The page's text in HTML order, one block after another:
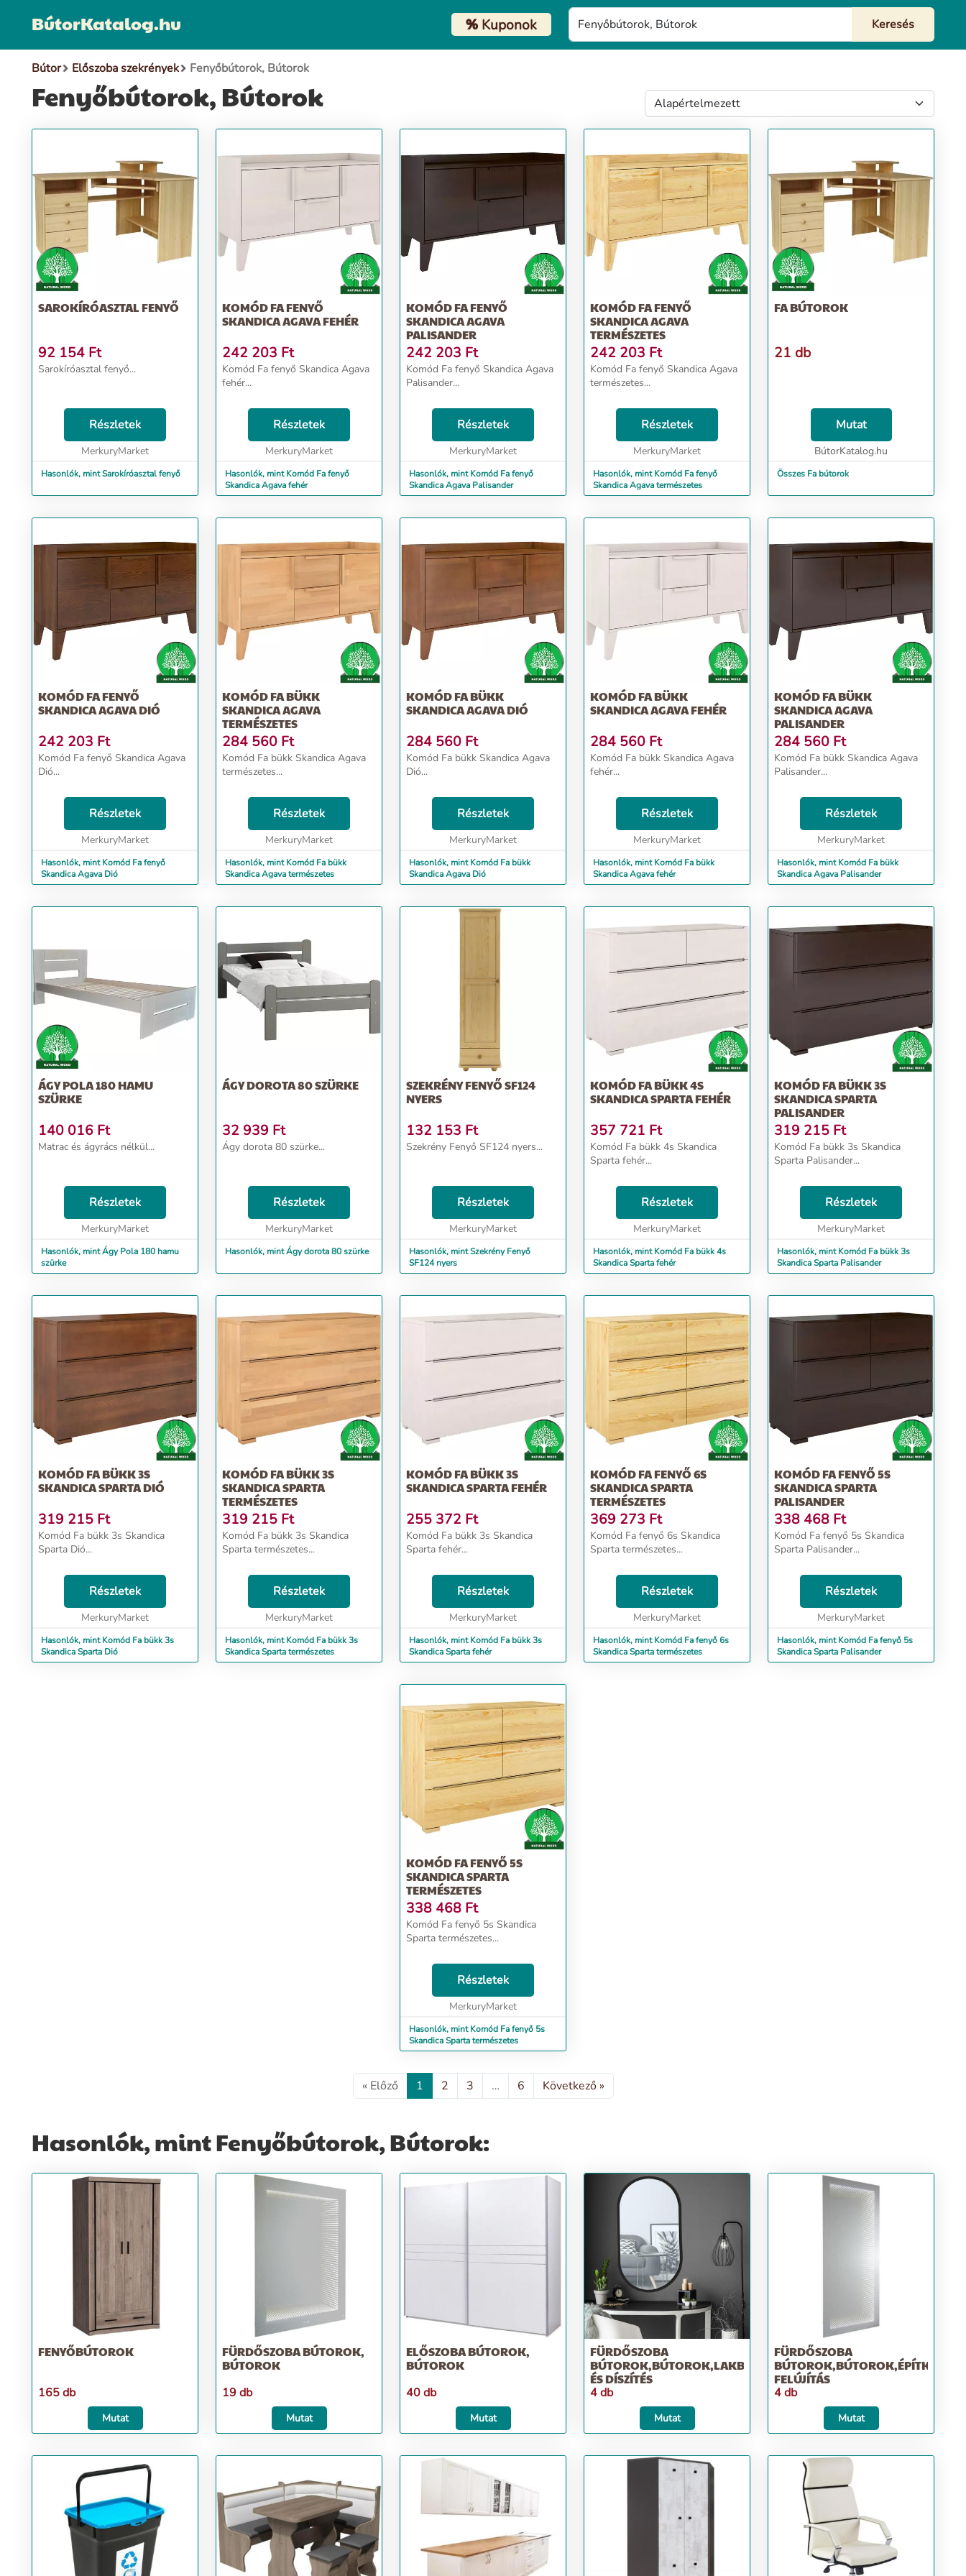
BútorKatalog.hu %Kuponok
Bútor Előszoba szekrények Fenyőbútorok, Bútorok
Fenyőbútorok, Bútorok
SAROKÍRÓASZTAL FENYŐ
92 154 Ft
Sarokíróasztal fenyő...
Részletek
MerkuryMarket
Hasonlók, mint Sarokíróasztal fenyő
KOMÓD FA FENYŐ
SKANDICA AGAVA FEHÉR
242 203 Ft
Komód Fa fenyő Skandica Agava
fehér...
Részletek
MerkuryMarket
Hasonlók, mint Komód Fa fenyő
Skandica Agava fehér
KOMÓD FA FENYŐ
SKANDICA AGAVA
PALISANDER
242 203 Ft
Komód Fa fenyő Skandica Agava
Palisander...
Részletek
MerkuryMarket
Hasonlók, mint Komód Fa fenyő
Skandica Agava Palisander
KOMÓD FA FENYŐ
SKANDICA AGAVA
TERMÉSZETES
242 203 Ft
Komód Fa fenyő Skandica Agava
természetes...
Részletek
MerkuryMarket
Hasonlók, mint Komód Fa fenyő
Skandica Agava természetes
FA BÚTOROK
21 db
Mutat
BútorKatalog.hu
Összes Fa bútorok
KOMÓD FA FENYŐ
SKANDICA AGAVA DIÓ
242 203 Ft
Komód Fa fenyő Skandica Agava
Dió...
Részletek
MerkuryMarket
Hasonlók, mint Komód Fa fenyő
Skandica Agava Dió
KOMÓD FA BÜKK
SKANDICA AGAVA
TERMÉSZETES
284 560 Ft
Komód Fa bükk Skandica Agava
természetes...
Részletek
MerkuryMarket
Hasonlók, mint Komód Fa bükk
Skandica Agava természetes
KOMÓD FA BÜKK
SKANDICA AGAVA DIÓ
284 560 Ft
Komód Fa bükk Skandica Agava
Dió...
Részletek
MerkuryMarket
Hasonlók, mint Komód Fa bükk
Skandica Agava Dió
KOMÓD FA BÜKK
SKANDICA AGAVA FEHÉR
284 560 Ft
Komód Fa bükk Skandica Agava
fehér...
Részletek
MerkuryMarket
Hasonlók, mint Komód Fa bükk
Skandica Agava fehér
KOMÓD FA BÜKK
SKANDICA AGAVA
PALISANDER
284 560 Ft
Komód Fa bükk Skandica Agava
Palisander...
Részletek
MerkuryMarket
Hasonlók, mint Komód Fa bükk
Skandica Agava Palisander
ÁGY POLA 180 HAMU
SZÜRKE
140 016 Ft
Matrac és ágyrács nélkül...
Részletek
MerkuryMarket
Hasonlók, mint Ágy Pola 180 hamu
szürke
ÁGY DOROTA 80 SZÜRKE
32 939 Ft
Ágy dorota 80 szürke...
Részletek
MerkuryMarket
Hasonlók, mint Ágy dorota 80 szürke
SZEKRÉNY FENYŐ SF124
NYERS
132 153 Ft
Szekrény Fenyő SF124 nyers...
Részletek
MerkuryMarket
Hasonlók, mint Szekrény Fenyő
SF124 nyers
KOMÓD FA BÜKK 4S
SKANDICA SPARTA FEHÉR
357 721 Ft
Komód Fa bükk 4s Skandica
Sparta fehér...
Részletek
MerkuryMarket
Hasonlók, mint Komód Fa bükk 4s
Skandica Sparta fehér
KOMÓD FA BÜKK 3S
SKANDICA SPARTA
PALISANDER
319 215 Ft
Komód Fa bükk 3s Skandica
Sparta Palisander...
Részletek
MerkuryMarket
Hasonlók, mint Komód Fa bükk 3s
Skandica Sparta Palisander
KOMÓD FA BÜKK 3S
SKANDICA SPARTA DIÓ
319 215 Ft
Komód Fa bükk 3s Skandica
Sparta Dió...
Részletek
MerkuryMarket
Hasonlók, mint Komód Fa bükk 3s
Skandica Sparta Dió
KOMÓD FA BÜKK 3S
SKANDICA SPARTA
TERMÉSZETES
319 215 Ft
Komód Fa bükk 3s Skandica
Sparta természetes...
Részletek
MerkuryMarket
Hasonlók, mint Komód Fa bükk 3s
Skandica Sparta természetes
KOMÓD FA BÜKK 3S
SKANDICA SPARTA FEHÉR
255 372 Ft
Komód Fa bükk 3s Skandica
Sparta fehér...
Részletek
MerkuryMarket
Hasonlók, mint Komód Fa bükk 3s
Skandica Sparta fehér
KOMÓD FA FENYŐ 6S
SKANDICA SPARTA
TERMÉSZETES
369 273 Ft
Komód Fa fenyő 6s Skandica
Sparta természetes...
Részletek
MerkuryMarket
Hasonlók, mint Komód Fa fenyő 6s
Skandica Sparta természetes
KOMÓD FA FENYŐ 5S
SKANDICA SPARTA
PALISANDER
338 468 Ft
Komód Fa fenyő 5s Skandica
Sparta Palisander...
Részletek
MerkuryMarket
Hasonlók, mint Komód Fa fenyő 5s
Skandica Sparta Palisander
KOMÓD FA FENYŐ 5S
SKANDICA SPARTA
TERMÉSZETES
338 468 Ft
Komód Fa fenyő 5s Skandica
Sparta természetes...
Részletek
MerkuryMarket
Hasonlók, mint Komód Fa fenyő 5s
Skandica Sparta természetes
« Előző 1 2 3 … 6 Következő »
Hasonlók, mint Fenyőbútorok, Bútorok:
FENYŐBÚTOROK
165 db
Mutat
FÜRDŐSZOBA BÚTOROK,
BÚTOROK
19 db
Mutat
ELŐSZOBA BÚTOROK,
BÚTOROK
40 db
Mutat
FÜRDŐSZOBA
BÚTOROK,BÚTOROK,LAKBERENDEZÉS
ÉS DÍSZÍTÉS
4 db
Mutat
FÜRDŐSZOBA
BÚTOROK,BÚTOROK,ÉPÍTKEZÉS;
FELÚJÍTÁS
4 db
Mutat